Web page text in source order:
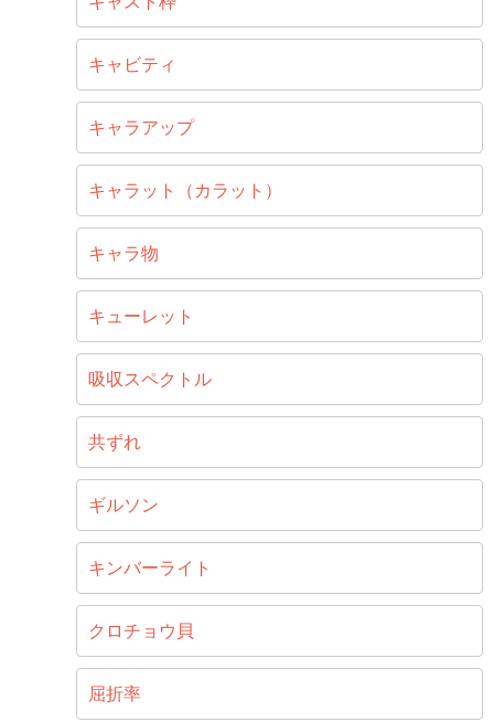
キャビティ
キャラアップ
キャラット（カラット）
キャラ物
キューレット
吸収スペクトル
共ずれ
ギルソン
キンバーライト
クロチョウ貝
屈折率